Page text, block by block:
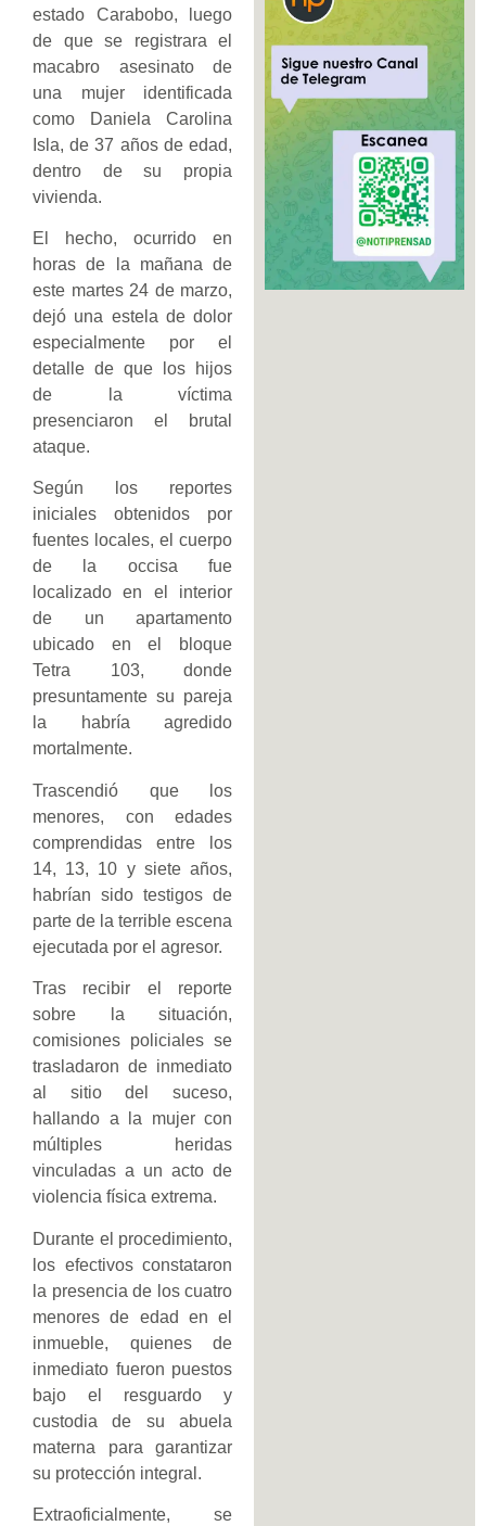
estado Carabobo, luego
de que se registrara el
macabro asesinato de
una mujer identificada
como Daniela Carolina
Isla, de 37 años de edad,
dentro de su propia
vivienda.
El hecho, ocurrido en
horas de la mañana de
este martes 24 de marzo,
dejó una estela de dolor
especialmente por el
detalle de que los hijos
de la víctima
presenciaron el brutal
ataque.
Según los reportes
iniciales obtenidos por
fuentes locales, el cuerpo
de la occisa fue
localizado en el interior
de un apartamento
ubicado en el bloque
Tetra 103, donde
presuntamente su pareja
la habría agredido
mortalmente.
Trascendió que los
menores, con edades
comprendidas entre los
14, 13, 10 y siete años,
habrían sido testigos de
parte de la terrible escena
ejecutada por el agresor.
Tras recibir el reporte
sobre la situación,
comisiones policiales se
trasladaron de inmediato
al sitio del suceso,
hallando a la mujer con
múltiples heridas
vinculadas a un acto de
violencia física extrema.
Durante el procedimiento,
los efectivos constataron
la presencia de los cuatro
menores de edad en el
inmueble, quienes de
inmediato fueron puestos
bajo el resguardo y
custodia de su abuela
materna para garantizar
su protección integral.
Extraoficialmente, se